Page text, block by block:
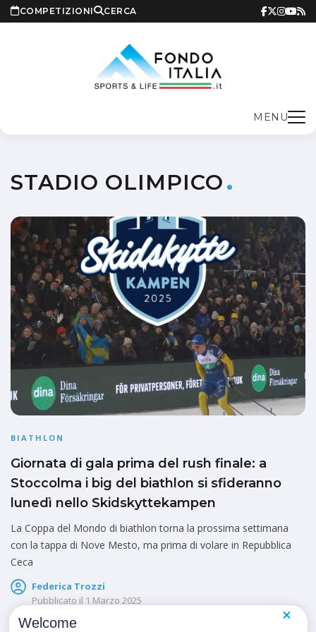
COMPETIZIONI CERCA
MENU
STADIO OLIMPICO
BIATHLON
Giornata di gala prima del rush finale: a
Stoccolma i big del biathlon si sfideranno
lunedì nello Skidskyttekampen
La Coppa del Mondo di biathlon torna la prossima settimana
con la tappa di Nove Mesto, ma prima di volare in Repubblica
Ceca
Federica Trozzi
Pubblicato il 1 Marzo 2025
Welcome